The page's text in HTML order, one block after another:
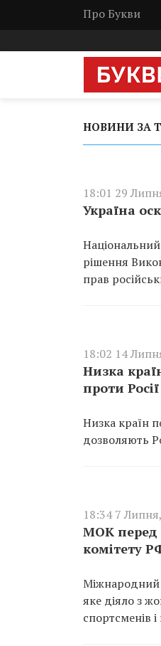
Про Букви
НОВИНИ ЗА
18:01 29
Україна
рішення
прав
18:02 14
Низка
проти Росії
Низка країн
дозволяють
18:34 7
МОК перед
комітету
Міжнародний
яке діяло з
спортсменів